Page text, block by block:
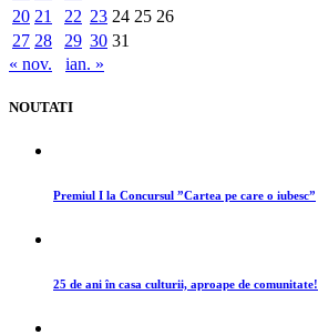
20 21 22 23 24 25 26
27 28 29 30 31
« nov.
ian. »
NOUTATI
Premiul I la Concursul ”Cartea pe care o iubesc”
25 de ani în casa culturii, aproape de comunitate!